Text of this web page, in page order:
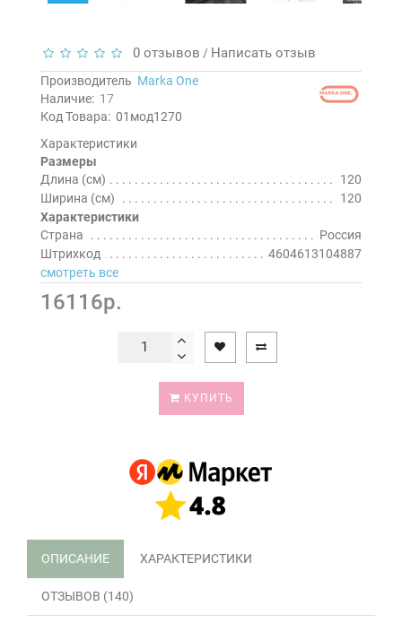
0 отзывов / Написать отзыв
Производитель Marka One
Наличие: 17
Код Товара: 01мод1270
Характеристики
Размеры
Длина (см)
120
Ширина (см)
120
Характеристики
Страна
Россия
Штрихкод
4604613104887
смотреть все
16116р.
КУПИТЬ
ОПИСАНИЕ ХАРАКТЕРИСТИКИ
ОТЗЫВОВ (140)